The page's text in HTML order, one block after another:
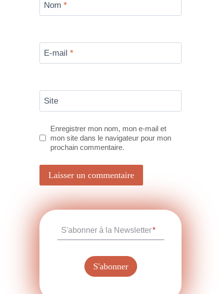
Nom *
E-mail *
Site
Enregistrer mon nom, mon e-mail et
mon site dans le navigateur pour mon
prochain commentaire.
S'abonner à la Newsletter*
S'abonner